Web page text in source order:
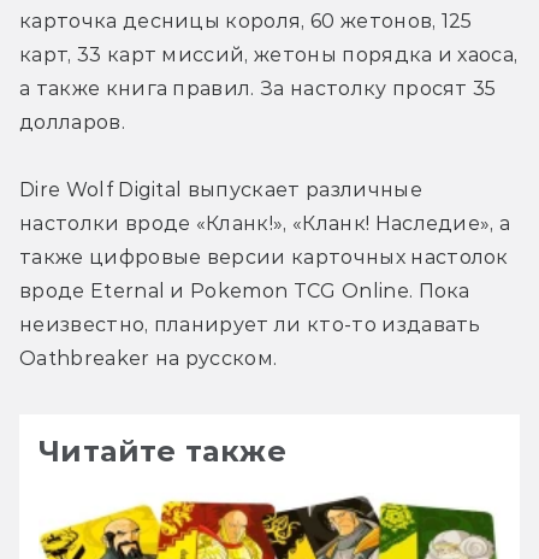
карточка десницы короля, 60 жетонов, 125
карт, 33 карт миссий, жетоны порядка и хаоса,
а также книга правил. За настолку просят 35
долларов.
Dire Wolf Digital выпускает различные
настолки вроде «Кланк!», «Кланк! Наследие», а
также цифровые версии карточных настолок
вроде Eternal и Pokemon TCG Online. Пока
неизвестно, планирует ли кто-то издавать
Oathbreaker на русском.
Читайте также